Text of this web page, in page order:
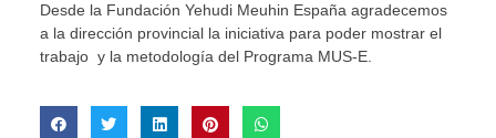
Desde la Fundación Yehudi Meuhin España agradecemos
a la dirección provincial la iniciativa para poder mostrar el
trabajo y la metodología del Programa MUS-E.